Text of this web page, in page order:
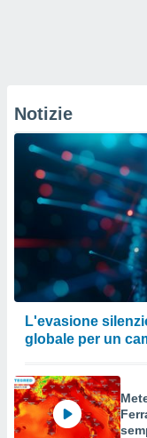
Notizie
L'evasione
globale per un